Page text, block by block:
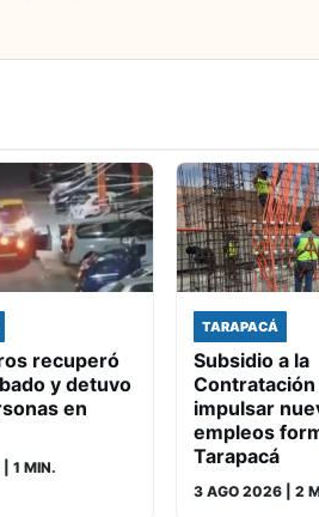
recuperó
y detuvo
en
| 1 MIN.
TARAPACÁ
Subsidio a la
Contratación
impulsar
empleos
Tarapacá
3 AGO 2026 | 2